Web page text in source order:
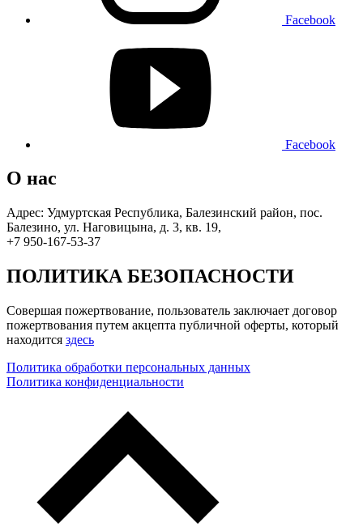
Facebook
Facebook
О нас
Адрес: Удмуртская Республика, Балезинский район, пос.
Балезино, ул. Наговицына, д. 3, кв. 19,
+7 950-167-53-37
ПОЛИТИКА БЕЗОПАСНОСТИ
Совершая пожертвование, пользователь заключает договор
пожертвования путем акцепта публичной оферты, который
находится здесь
Политика обработки персональных данных
Политика конфиденциальности